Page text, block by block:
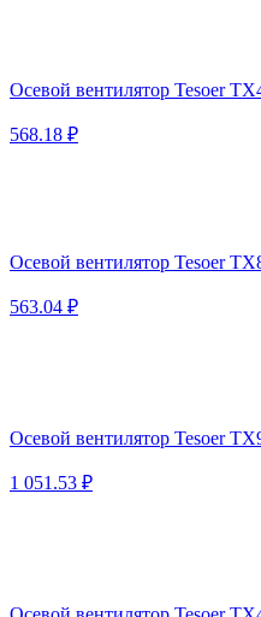
Осевой вентилятор Tesoer
568.18 ₽
Осевой вентилятор Tesoer
563.04 ₽
Осевой вентилятор Tesoer
1 051.53 ₽